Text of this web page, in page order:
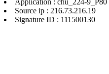
Application : chu_224-9_P80
Source ip : 216.73.216.19
Signature ID : 111500130